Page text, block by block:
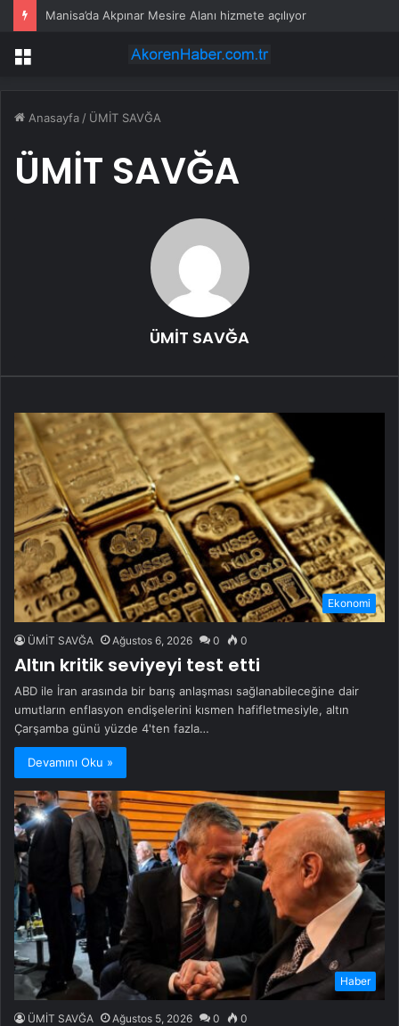
Manisa’da Akpınar Mesire Alanı hizmete açılıyor
Menü
Anasayfa / ÜMİT SAVĞA
ÜMİT SAVĞA
ÜMİT SAVĞA
Ekonomi
ÜMİT SAVĞA Ağustos 6, 2026 0 0
Altın kritik seviyeyi test etti
ABD ile İran arasında bir barış anlaşması sağlanabileceğine dair
umutların enflasyon endişelerini kısmen hafifletmesiyle, altın
Çarşamba günü yüzde 4'ten fazla…
Devamını Oku »
Haber
ÜMİT SAVĞA Ağustos 5, 2026 0 0